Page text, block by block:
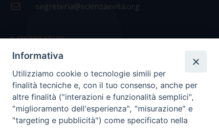
segreteria@scienzaevita.org
IL CENTRO STUDI
La nostra storia
Statuto
Presidenza e ufficio presidenza
Consiglio scientifico
Informativa
Utilizziamo cookie o tecnologie simili per
finalità tecniche e, con il tuo consenso, anche per
altre finalità ("interazioni e funzionalità semplici",
"miglioramento dell'esperienza", "misurazione" e
"targeting e pubblicità") come specificato nella